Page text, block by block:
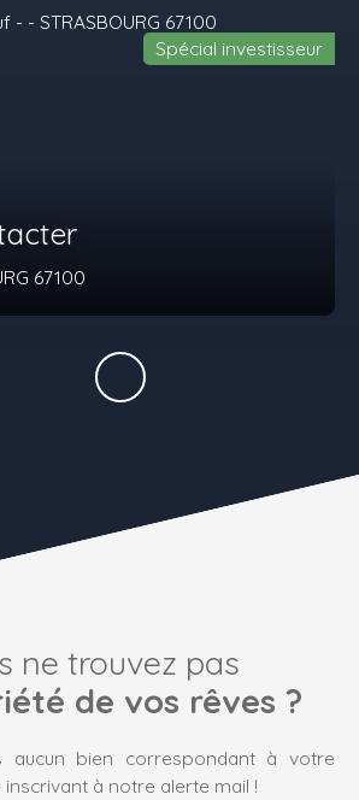
67100
Spécial investisseur
ne trouvez pas
de vos rêves ?
aucun bien correspondant à votre
à notre alerte mail !